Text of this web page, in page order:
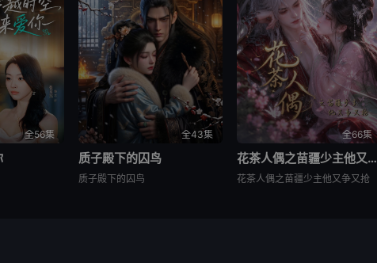
全56集 全43集
质子殿下的囚鸟
质子殿下的囚鸟
全66集
花茶人偶之苗疆少主他又争又抢
花茶人偶之苗疆少主他又争又抢